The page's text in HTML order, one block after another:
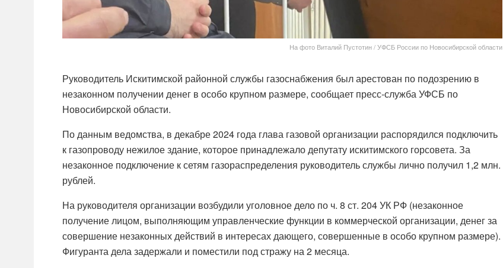
На фото Виталий Пустотин / УФСБ России по Новосибирской области
Руководитель Искитимской районной службы газоснабжения был арестован по подозрению в
незаконном получении денег в особо крупном размере, сообщает пресс-служба УФСБ по
Новосибирской области.
По данным ведомства, в декабре 2024 года глава газовой организации распорядился подключить
к газопроводу нежилое здание, которое принадлежало депутату искитимского горсовета. За
незаконное подключение к сетям газораспределения руководитель службы лично получил 1,2 млн.
рублей.
На руководителя организации возбудили уголовное дело по ч. 8 ст. 204 УК РФ (незаконное
получение лицом, выполняющим управленческие функции в коммерческой организации, денег за
совершение незаконных действий в интересах дающего, совершенные в особо крупном размере).
Фигуранта дела задержали и поместили под стражу на 2 месяца.